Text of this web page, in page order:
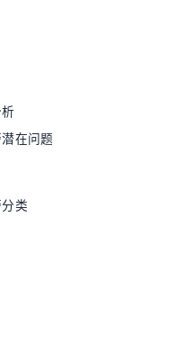
在问题
类